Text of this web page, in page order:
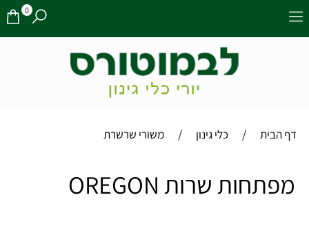
0
דף הבית / כלי גינון / משורי שרשרת
מפתחות שרות OREGON